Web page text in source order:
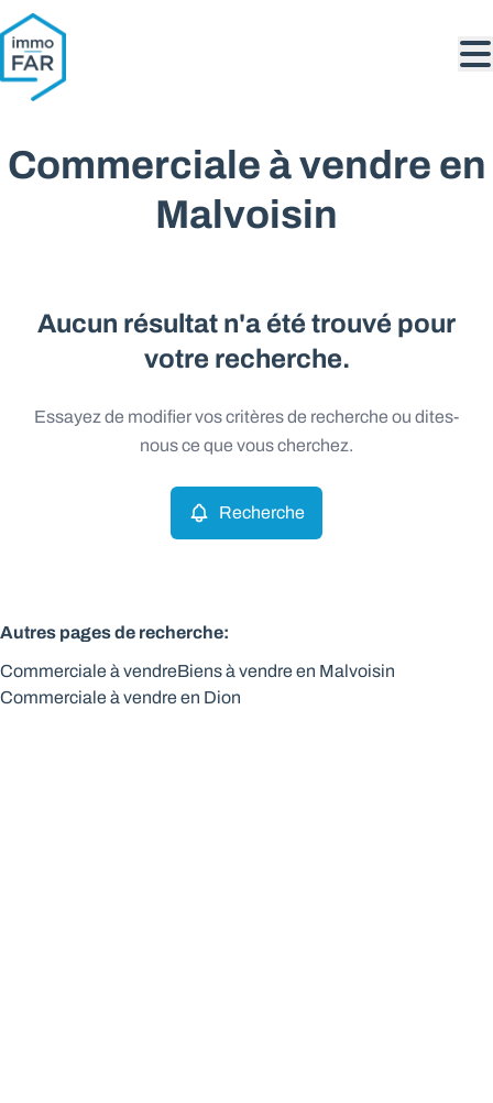
Aller au contenu principal
Commerciale à vendre en
Malvoisin
Aucun résultat n'a été trouvé pour
votre recherche.
Essayez de modifier vos critères de recherche ou dites-
nous ce que vous cherchez.
Recherche
Autres pages de recherche:
Commerciale à vendreBiens à vendre en Malvoisin
Commerciale à vendre en Dion